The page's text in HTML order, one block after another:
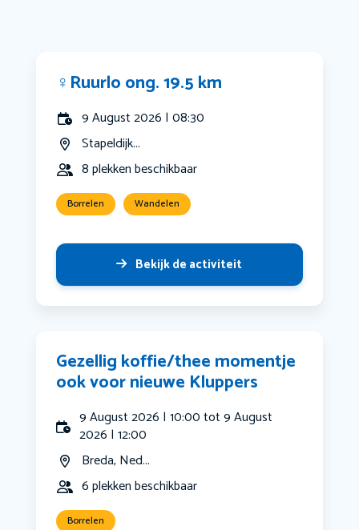
‍♀️Ruurlo ong. 19.5 km
9 August 2026 | 08:30
Stapeldijk...
8 plekken beschikbaar
Borrelen Wandelen
Bekijk de activiteit
Gezellig koffie/thee momentje
ook voor nieuwe Kluppers
9 August 2026 | 10:00 tot 9 August
2026 | 12:00
Breda, Ned...
6 plekken beschikbaar
Borrelen